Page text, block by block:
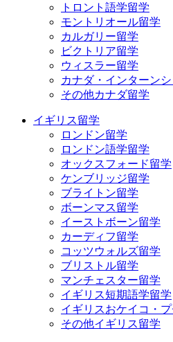
トロント語学留学
モントリオール留学
カルガリー留学
ビクトリア留学
ウィスラー留学
カナダ・インターン
その他カナダ留学
イギリス留学
ロンドン留学
ロンドン語学留学
オックスフォード留学
ケンブリッジ留学
ブライトン留学
ボーンマス留学
イーストボーン留学
カーディフ留学
コッツウォルズ留学
ブリストル留学
マンチェスター留学
イギリス短期語学留学
イギリスおケイコ・
その他イギリス留学